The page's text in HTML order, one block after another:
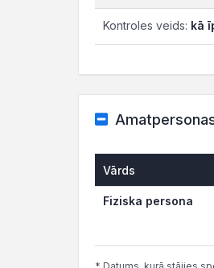
Kontroles veids: kā
Vārds
Fiziska persona